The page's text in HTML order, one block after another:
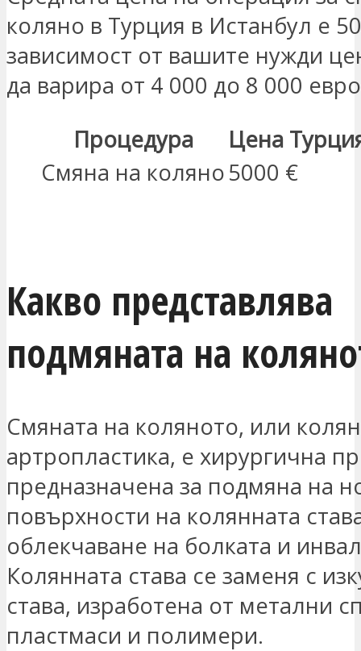
коляно в Турция в Истанбул е
зависимост от вашите нужди
да варира от 4 000 до 8 000
Процедура
Цена
Смяна на коляно5000 €
Какво представлява
подмяната на
Смяната на коляното, или
артропластика, е хирургична
предназначена за подмяна на
повърхности на колянната
облекчаване на болката и
Колянната става се заменя с
става, изработена от метални
пластмаси и полимери.